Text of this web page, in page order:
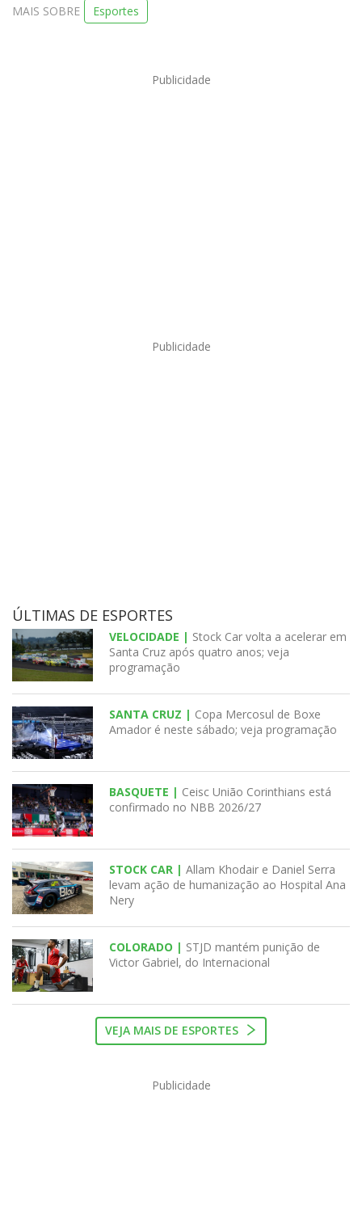
MAIS SOBRE Esportes
Publicidade
Publicidade
ÚLTIMAS DE ESPORTES
VELOCIDADE | Stock Car volta a acelerar em
Santa Cruz após quatro anos; veja
programação
SANTA CRUZ | Copa Mercosul de Boxe
Amador é neste sábado; veja programação
BASQUETE | Ceisc União Corinthians está
confirmado no NBB 2026/27
STOCK CAR | Allam Khodair e Daniel Serra
levam ação de humanização ao Hospital Ana
Nery
COLORADO | STJD mantém punição de
Victor Gabriel, do Internacional
VEJA MAIS DE ESPORTES
Publicidade